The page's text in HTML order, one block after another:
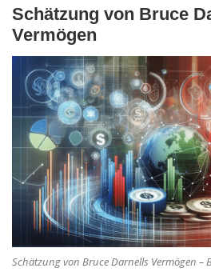
Schätzung von Bruce
Vermögen
Schätzung von Bruce Darnells Vermögen –